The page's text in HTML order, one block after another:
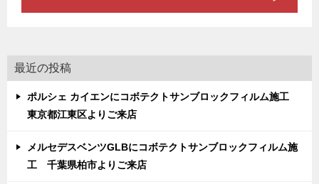
最近の投稿
ポルシェ カイエンにコボテクトサンブロックフィルム施工
東京都江東区よりご来店
メルセデスベンツGLBにコボテクトサンブロックフィルム施
工 千葉県柏市よりご来店